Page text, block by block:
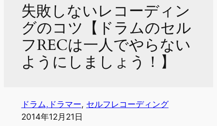
失敗しないレコーディン
グのコツ【ドラムのセル
フRECは一人でやらない
ようにしましょう！】
ドラム,ドラマー, セルフレコーディング
2014年12月21日